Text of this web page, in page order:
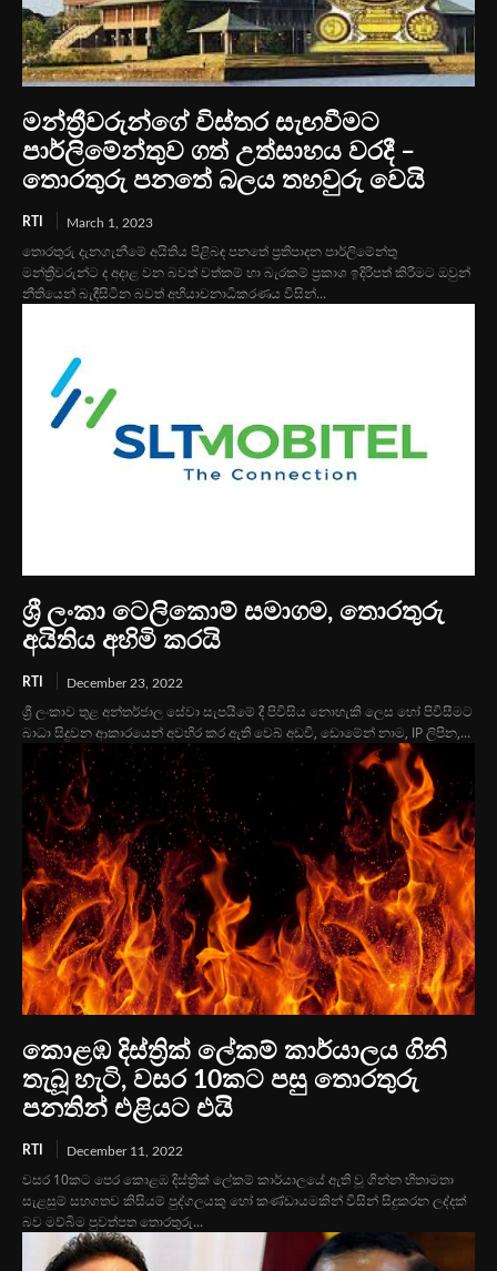
මන්ත්‍රීවරුන්ගේ විස්තර සැඟවීමට
පාර්ලිමේන්තුව ගත් උත්සාහය වරදී –
තොරතුරු පනතේ බලය තහවුරු වෙයි
RTI March 1, 2023
තොරතුරු දැනගැනීමේ අයිතිය පිළිබඳ පනතේ ප්‍රතිපාදන පාර්ලිමේන්තු
මන්ත්‍රීවරුන්ට ද අදාළ වන බවත් වත්කම් හා බැරකම් ප්‍රකාශ ඉදිරිපත් කිරීමට ඔවුන්
නීතියෙන් බැඳීසිටින බවත් අභියාචනාධිකරණය විසින්...
ශ්‍රී ලංකා ‍ටෙලිකොම් සමාගම, තොරතුරු
අයිතිය අහිමි කරයි
RTI December 23, 2022
ශ්‍රී ලංකාව තුළ අන්තර්ජාල සේවා සැපයීමේ දී පිවිසිය නොහැකි ලෙස හෝ පිවිසීමට
බාධා සිදුවන ආකාරයෙන් අවහිර කර ඇති වෙබ් අඩවි, ඩොමේන් නාම, IP ලිපින,...
කොළඹ දිස්ත්‍රික් ලේකම් කාර්යාලය ගිනි
තැබූ හැටි, වසර 10කට පසු තොරතුරු
පනතින් එළියට එයි
RTI December 11, 2022
වසර 10කට පෙර කොළඹ දිස්ත්‍රික් ලේකම් කාර්යාලයේ ඇති වූ ගින්න හිතාමතා
සැළසුම් සහගතව කිසියම් පුද්ගලයකු හෝ කණ්ඩායමකින් විසින් සිදුකරන ලද්දක්
බව මව්බිම පුවත්පත තොරතුරු...